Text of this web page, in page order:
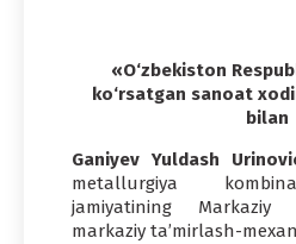
«O‘zbekiston
ko‘rsatgan sanoat
bilan
Ganiyev Yuldash
metallurgiya
jamiyatining Markaziy
markaziy ta’mirlash-